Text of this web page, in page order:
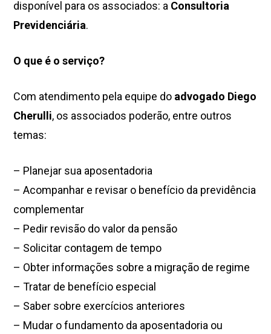
disponível para os associados: a Consultoria
Previdenciária.
O que é o serviço?
Com atendimento pela equipe do advogado Diego
Cherulli, os associados poderão, entre outros
temas:
– Planejar sua aposentadoria
– Acompanhar e revisar o benefício da previdência
complementar
– Pedir revisão do valor da pensão
– Solicitar contagem de tempo
– Obter informações sobre a migração de regime
– Tratar de benefício especial
– Saber sobre exercícios anteriores
– Mudar o fundamento da aposentadoria ou